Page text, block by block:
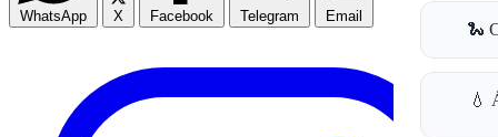
🐍
💧
WhatsApp X Facebook Telegram Email